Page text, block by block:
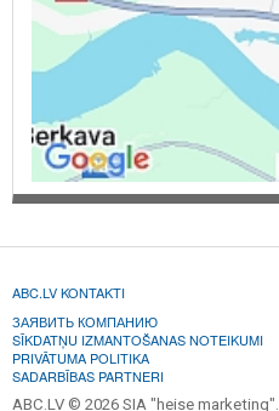
ABC.LV KONTAKTI
ЗАЯВИТЬ КОМПАНИЮ
SĪKDATŅU IZMANTOŠANAS NOTEIKUMI
PRIVĀTUMA POLITIKA
SADARBĪBAS PARTNERI
ABC.LV © 2026 SIA "heise marketing".